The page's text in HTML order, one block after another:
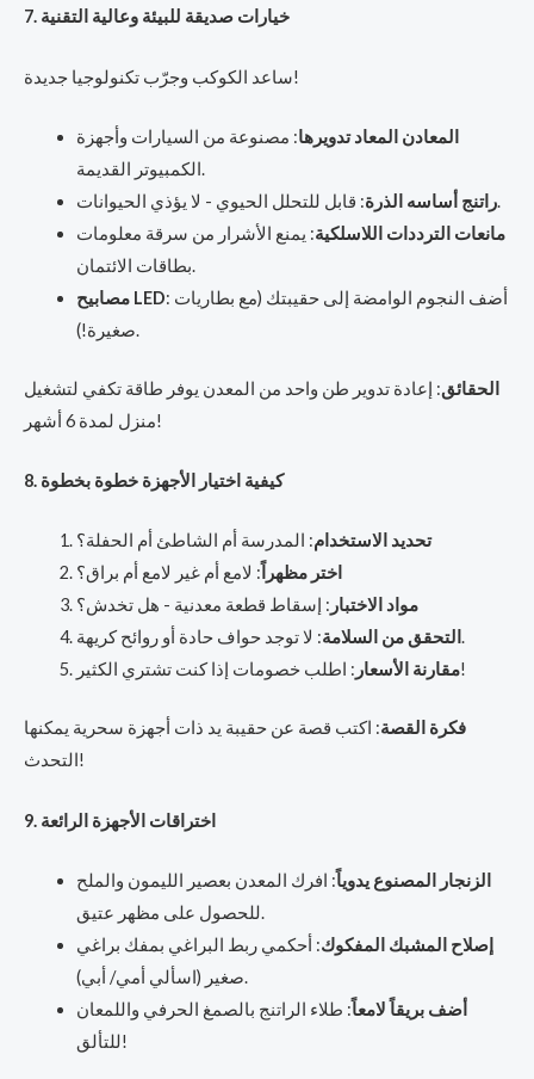
7. خيارات صديقة للبيئة وعالية التقنية
ساعد الكوكب وجرّب تكنولوجيا جديدة!
المعادن المعاد تدويرها: مصنوعة من السيارات وأجهزة
الكمبيوتر القديمة.
راتنج أساسه الذرة: قابل للتحلل الحيوي - لا يؤذي الحيوانات.
مانعات الترددات اللاسلكية: يمنع الأشرار من سرقة معلومات
بطاقات الائتمان.
مصابيح LED: أضف النجوم الوامضة إلى حقيبتك (مع بطاريات
صغيرة!).
الحقائق: إعادة تدوير طن واحد من المعدن يوفر طاقة تكفي لتشغيل
منزل لمدة 6 أشهر!
8. كيفية اختيار الأجهزة خطوة بخطوة
تحديد الاستخدام: المدرسة أم الشاطئ أم الحفلة؟
اختر مظهراً : لامع أم غير لامع أم براق؟
مواد الاختبار : إسقاط قطعة معدنية - هل تخدش؟
التحقق من السلامة : لا توجد حواف حادة أو روائح كريهة.
مقارنة الأسعار: اطلب خصومات إذا كنت تشتري الكثير!
فكرة القصة: اكتب قصة عن حقيبة يد ذات أجهزة سحرية يمكنها
التحدث!
9. اختراقات الأجهزة الرائعة
الزنجار المصنوع يدوياً: افرك المعدن بعصير الليمون والملح
للحصول على مظهر عتيق.
إصلاح المشبك المفكوك: أحكمي ربط البراغي بمفك براغي
صغير (اسألي أمي/ أبي).
أضف بريقاً لامعاً: طلاء الراتنج بالصمغ الحرفي واللمعان
للتألق!